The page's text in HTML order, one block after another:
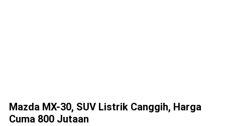
Mazda MX-30, SUV Listrik Canggih, Harga
Cuma 800 Jutaan